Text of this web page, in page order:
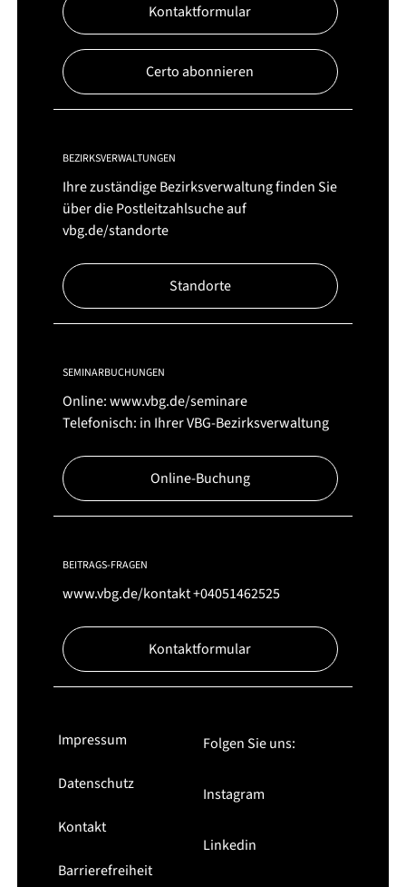
Kontaktformular
Certo abonnieren
BEZIRKSVERWALTUNGEN
Ihre zuständige Bezirksverwaltung finden Sie
über die Postleitzahlsuche auf
vbg.de/standorte
Standorte
SEMINARBUCHUNGEN
Online:www.vbg.de/seminare
Telefonisch: in Ihrer VBG-Bezirksverwaltung
Online-Buchung
BEITRAGS-FRAGEN
www.vbg.de/kontakt+04051462525
Kontaktformular
Impressum
Datenschutz
Kontakt
Barrierefreiheit
Folgen Sie uns:
Instagram
Linkedin